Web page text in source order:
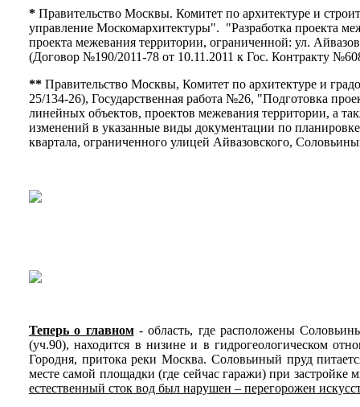
*Правительство Москвы. Комитет по архитектуре и
управление Москомархитектуры". "Разработка проекта
проекта межевания территории, ограниченной: ул.
(Договор №190/2011-78 от 10.11.2011 к Гос. Контракту
** Правительство Москвы, Комитет по архитектуре и
25/134-26), Государственная работа №26, "Подготовка
линейных объектов, проектов межевания территории, а
изменений в указанные виды документации по
квартала, ограниченного улицей Айвазовского,
Теперь о главном- область, где расположены
(уч.90), находится в низине и в гидрогеологическом
Городня, притока реки Москва. Соловьиный пруд
месте самой площадки (где сейчас гаражи) при застройке
естественный сток вод был нарушен – перегорожен